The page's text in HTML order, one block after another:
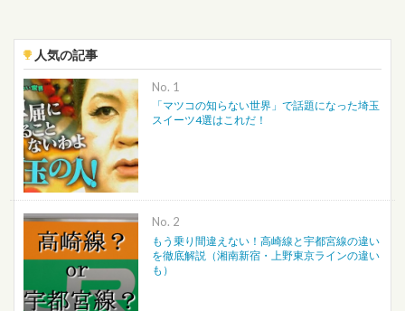
人気の記事
No.
「マツコの知らない世界」で話題になった埼玉
スイーツ4選はこれだ！
No.
もう乗り間違えない！高崎線と宇都宮線の違い
を徹底解説（湘南新宿・上野東京ラインの違い
も）